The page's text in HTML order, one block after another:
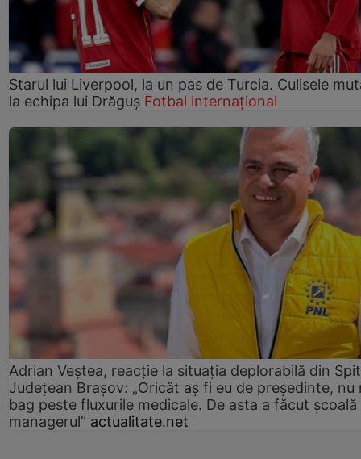
Starul lui Liverpool, la un pas de Turcia. Culisele
la echipa lui Drăguș Fotbal internațional
Adrian Veștea, reacție la situația deplorabilă din
Județean Brașov: „Oricât aș fi eu de președinte, nu
bag peste fluxurile medicale. De asta a făcut școală
managerul” actualitate.net